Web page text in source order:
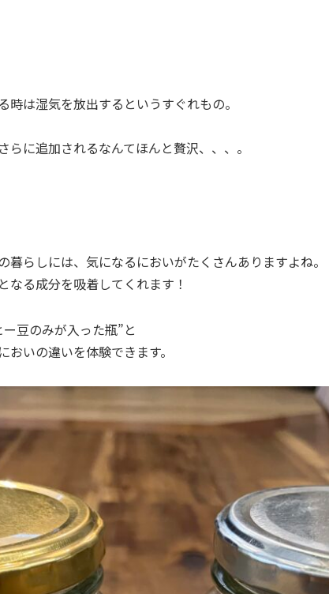
は湿気を放出するというすぐれもの。
に追加されるなんてほんと贅沢、、、。
らしには、気になるにおいがたくさんありますよね。
る成分を吸着してくれます！
豆のみが入った瓶”と
いの違いを体験できます。